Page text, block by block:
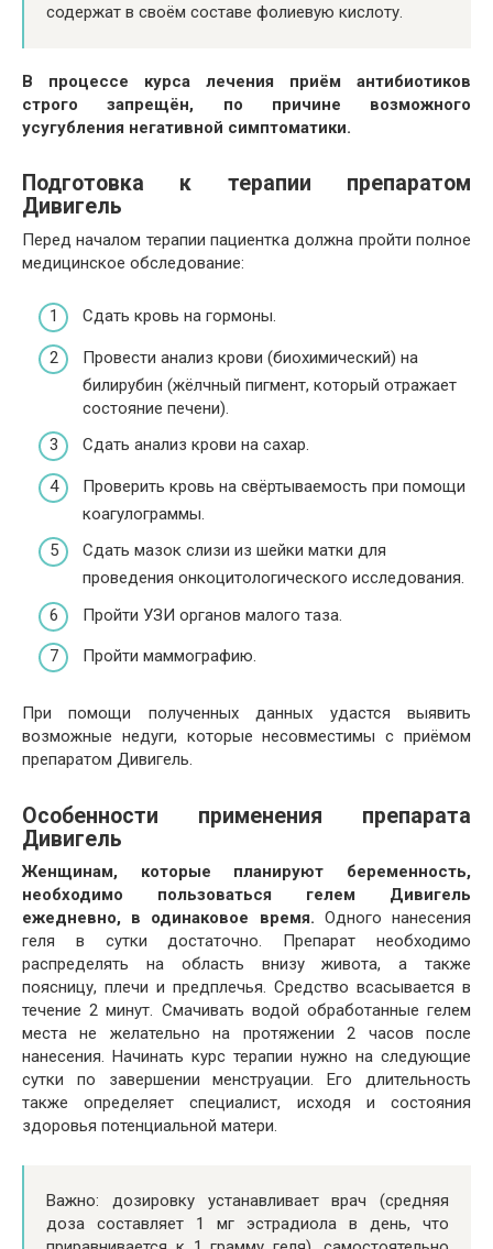
содержат в своём составе фолиевую кислоту.
В процессе курса лечения приём антибиотиков
строго запрещён, по причине возможного
усугубления негативной симптоматики.
Подготовка к терапии препаратом
Дивигель
Перед началом терапии пациентка должна пройти полное
медицинское обследование:
Сдать кровь на гормоны.
Провести анализ крови (биохимический) на
билирубин (жёлчный пигмент, который отражает
состояние печени).
Сдать анализ крови на сахар.
Проверить кровь на свёртываемость при помощи
коагулограммы.
Сдать мазок слизи из шейки матки для
проведения онкоцитологического исследования.
Пройти УЗИ органов малого таза.
Пройти маммографию.
При помощи полученных данных удастся выявить
возможные недуги, которые несовместимы с приёмом
препаратом Дивигель.
Особенности применения препарата
Дивигель
Женщинам, которые планируют беременность,
необходимо пользоваться гелем Дивигель
ежедневно, в одинаковое время. Одного нанесения
геля в сутки достаточно. Препарат необходимо
распределять на область внизу живота, а также
поясницу, плечи и предплечья. Средство всасывается в
течение 2 минут. Смачивать водой обработанные гелем
места не желательно на протяжении 2 часов после
нанесения. Начинать курс терапии нужно на следующие
сутки по завершении менструации. Его длительность
также определяет специалист, исходя и состояния
здоровья потенциальной матери.
Важно: дозировку устанавливает врач (средняя
доза составляет 1 мг эстрадиола в день, что